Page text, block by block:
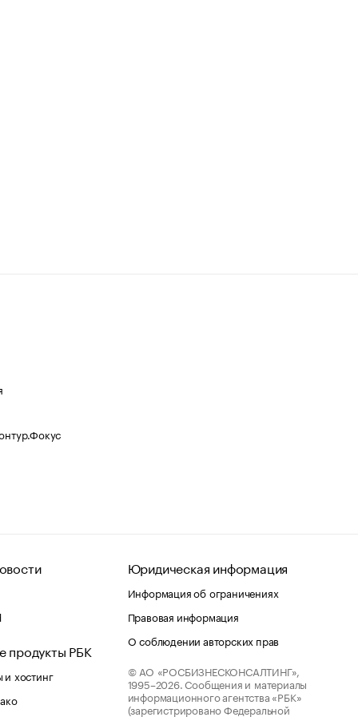
продукты РБК
хостинг
Юридическая информация
Информация об ограничениях
Правовая информация
О соблюдении авторских прав
© АО «РОСБИЗНЕСКОНСАЛТИНГ»,
1995–2026. Сообщения и материалы
информационного агентства «РБК»
(зарегистрировано Федеральной